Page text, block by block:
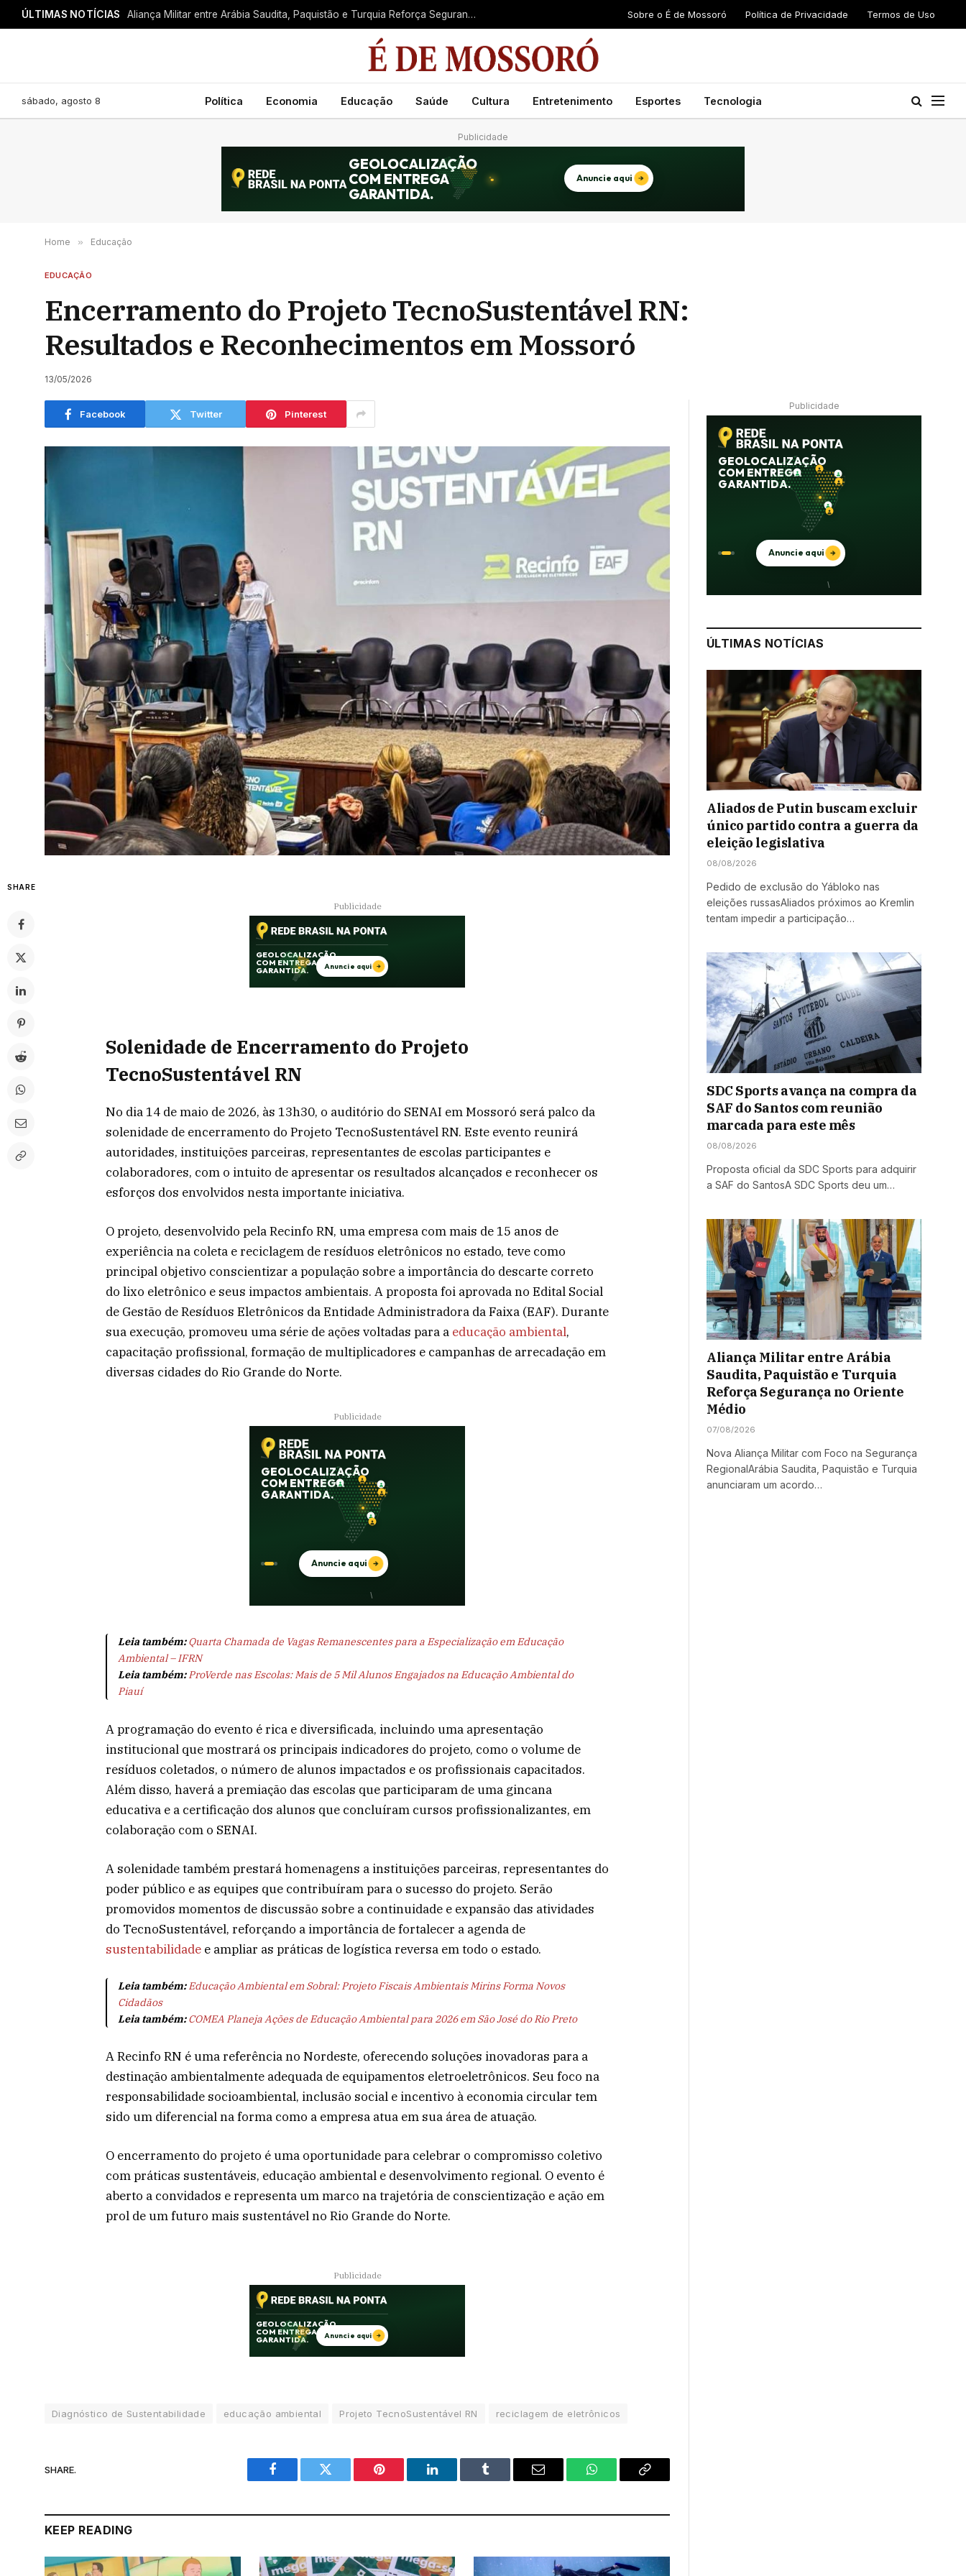
ÚLTIMAS NOTÍCIAS Aliança Militar entre Arábia Saudita, Paquistão e Turquia Reforça Segurança no Oriente Médio Sobre o É de Mossoró Política de Privacidade Termos de Uso
sábado, agosto 8 Política Economia Educação Saúde Cultura Entretenimento Esportes Tecnologia
Publicidade
Home » Educação
EDUCAÇÃO
Encerramento do Projeto TecnoSustentável RN:
Resultados e Reconhecimentos em Mossoró
13/05/2026
Facebook Twitter Pinterest
SHARE
Publicidade
Solenidade de Encerramento do Projeto
TecnoSustentável RN
No dia 14 de maio de 2026, às 13h30, o auditório do SENAI em Mossoró será palco da
solenidade de encerramento do Projeto TecnoSustentável RN. Este evento reunirá
autoridades, instituições parceiras, representantes de escolas participantes e
colaboradores, com o intuito de apresentar os resultados alcançados e reconhecer os
esforços dos envolvidos nesta importante iniciativa.
O projeto, desenvolvido pela Recinfo RN, uma empresa com mais de 15 anos de
experiência na coleta e reciclagem de resíduos eletrônicos no estado, teve como
principal objetivo conscientizar a população sobre a importância do descarte correto
do lixo eletrônico e seus impactos ambientais. A proposta foi aprovada no Edital Social
de Gestão de Resíduos Eletrônicos da Entidade Administradora da Faixa (EAF). Durante
sua execução, promoveu uma série de ações voltadas para a educação ambiental,
capacitação profissional, formação de multiplicadores e campanhas de arrecadação em
diversas cidades do Rio Grande do Norte.
Publicidade
Leia também: Quarta Chamada de Vagas Remanescentes para a Especialização em Educação
Ambiental – IFRN
Leia também: ProVerde nas Escolas: Mais de 5 Mil Alunos Engajados na Educação Ambiental do
Piauí
A programação do evento é rica e diversificada, incluindo uma apresentação
institucional que mostrará os principais indicadores do projeto, como o volume de
resíduos coletados, o número de alunos impactados e os profissionais capacitados.
Além disso, haverá a premiação das escolas que participaram de uma gincana
educativa e a certificação dos alunos que concluíram cursos profissionalizantes, em
colaboração com o SENAI.
A solenidade também prestará homenagens a instituições parceiras, representantes do
poder público e as equipes que contribuíram para o sucesso do projeto. Serão
promovidos momentos de discussão sobre a continuidade e expansão das atividades
do TecnoSustentável, reforçando a importância de fortalecer a agenda de
sustentabilidade e ampliar as práticas de logística reversa em todo o estado.
Leia também: Educação Ambiental em Sobral: Projeto Fiscais Ambientais Mirins Forma Novos
Cidadãos
Leia também: COMEA Planeja Ações de Educação Ambiental para 2026 em São José do Rio Preto
A Recinfo RN é uma referência no Nordeste, oferecendo soluções inovadoras para a
destinação ambientalmente adequada de equipamentos eletroeletrônicos. Seu foco na
responsabilidade socioambiental, inclusão social e incentivo à economia circular tem
sido um diferencial na forma como a empresa atua em sua área de atuação.
O encerramento do projeto é uma oportunidade para celebrar o compromisso coletivo
com práticas sustentáveis, educação ambiental e desenvolvimento regional. O evento é
aberto a convidados e representa um marco na trajetória de conscientização e ação em
prol de um futuro mais sustentável no Rio Grande do Norte.
Publicidade
Diagnóstico de Sustentabilidade educação ambiental Projeto TecnoSustentável RN reciclagem de eletrônicos
SHARE.
Facebook Twitter Pinterest LinkedIn Tumblr Email WhatsAppCopy
KEEP READING
Publicidade
ÚLTIMAS NOTÍCIAS
Aliados de Putin buscam excluir
único partido contra a guerra da
eleição legislativa
08/08/2026
Pedido de exclusão do Yábloko nas
eleições russasAliados próximos ao Kremlin
tentam impedir a participação…
SDC Sports avança na compra da
SAF do Santos com reunião
marcada para este mês
08/08/2026
Proposta oficial da SDC Sports para adquirir
a SAF do SantosA SDC Sports deu um…
Aliança Militar entre Arábia
Saudita, Paquistão e Turquia
Reforça Segurança no Oriente
Médio
07/08/2026
Nova Aliança Militar com Foco na Segurança
RegionalArábia Saudita, Paquistão e Turquia
anunciaram um acordo…